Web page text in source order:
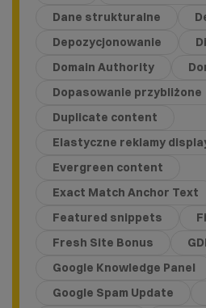
Dane strukturalne
Depozycjonowanie
Domain Authority
Dopasowanie przybliżone
Duplicate content
Elastyczne reklamy
Evergreen content
Exact Match Anchor Text
Featured snippets
Fresh Site Bonus
Google Knowledge Panel
Google Spam Update